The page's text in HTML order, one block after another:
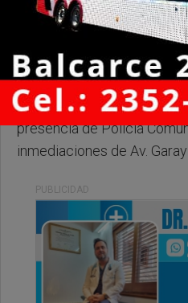
Jueves, 21 de Mayo de 2026 .
Les comentamos que
presencia de Policía
inmediaciones de Av. Garay
PUBLICIDAD